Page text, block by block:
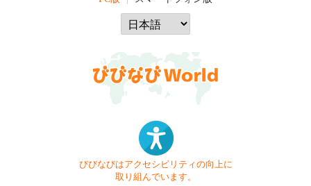
びびなびはアクセシビリティの向上に
取り組んでいます。